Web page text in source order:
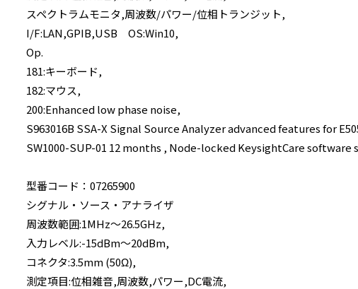
スペクトラムモニタ,周波数/パワー/位相トランジット,
I/F:LAN,GPIB,USB OS:Win10,
Op.
181:キーボード,
182:マウス,
200:Enhanced low phase noise,
S963016B SSA-X Signal Source Analyzer advanced features for
SW1000-SUP-01 12 months , Node-locked KeysightCare
型番コード：07265900
シグナル・ソース・アナライザ
周波数範囲:1MHz～26.5GHz,
入力レベル:-15dBm～20dBm,
コネクタ:3.5mm (50Ω),
測定項目:位相雑音,周波数,パワー,DC電流,